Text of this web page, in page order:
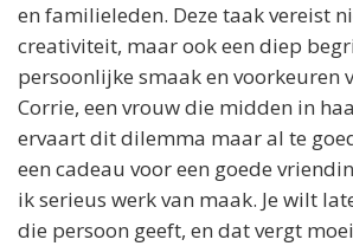
en familieleden. Deze taak vereist
creativiteit, maar ook een diep
persoonlijke smaak en voorkeuren
Corrie, een vrouw die midden in
ervaart dit dilemma maar al te
een cadeau voor een goede
ik serieus werk van maak. Je wilt
die persoon geeft, en dat vergt